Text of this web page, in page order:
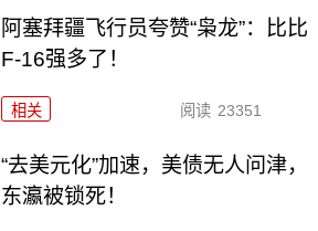
阿塞拜疆飞行员夸赞“枭龙”：比比
F-16强多了！
相关 阅读 23351
“去美元化”加速，美债无人问津，
东瀛被锁死！